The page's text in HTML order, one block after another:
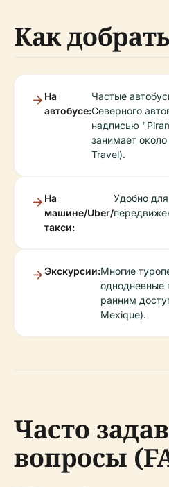
Как
На
автобусе:
Частые
Северного
надписью
занимает
Travel).
На
машине/Uber/
такси:
Удобно для
Экскурсии:Многие
однодневные
ранним
Mexique).
Часто
вопросы